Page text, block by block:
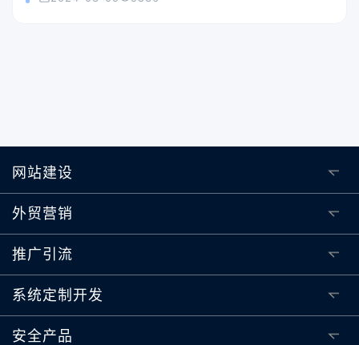
网站建设
外贸营销
推广引流
系统定制开发
安全产品